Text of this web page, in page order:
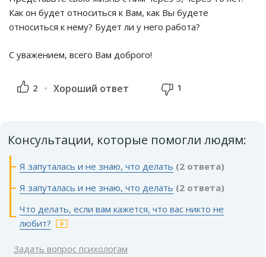
Как он будет относиться к Вам, как Вы будете
относиться к нему? Будет ли у него работа?
С уважением, всего Вам доброго!
2 Хороший ответ 1
Консультации, которые помогли людям:
Я запуталась и не знаю, что делать (2 ответа)
Я запуталась и не знаю, что делать (2 ответа)
Что делать, если вам кажется, что вас никто не
любит?
Задать вопрос психологам